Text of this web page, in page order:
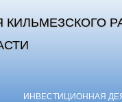
КИЛЬМЕЗСКОГО
ИНВЕСТИЦИОННАЯ